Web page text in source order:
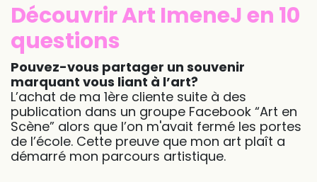
Découvrir Art ImeneJ en 10
questions
Pouvez-vous partager un souvenir
marquant vous liant à l’art?
L’achat de ma 1ère cliente suite à des
publication dans un groupe Facebook “Art en
Scène” alors que l’on m'avait fermé les portes
de l’école. Cette preuve que mon art plaît a
démarré mon parcours artistique.